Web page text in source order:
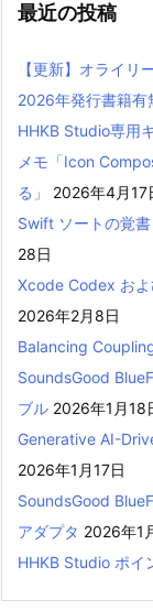
最近の投稿
【更新】オライ
2026年発行書籍有
HHKB Studio専用
メモ「Icon
る」
2026年4月17
Swift ソートの覚書
28日
Xcode Codex お
2026年2月8日
Balancing
SoundsGood
ブル 2026年1月18
Generative AI-
2026年1月17日
SoundsGood
アダプタ 2026年1
HHKB Studio ポイ